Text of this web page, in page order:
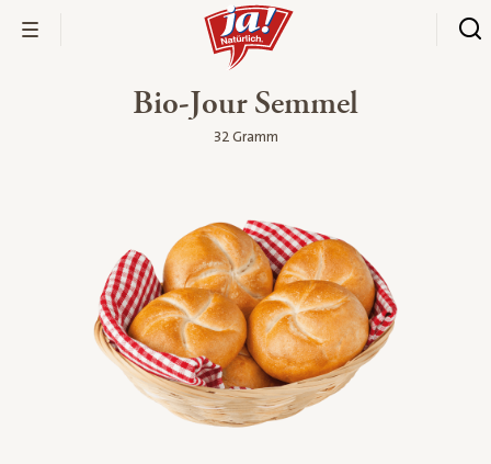
Bio-Jour Semmel
32 Gramm